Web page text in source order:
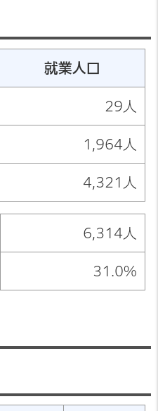
就業人口
29人
1,964人
4,321人
6,314人
31.0%